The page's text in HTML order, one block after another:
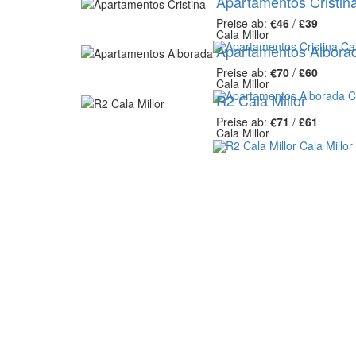
Preise ab: €46 / £39
Cala Millor
Apartamentos
Preise ab: €70 / £60
Cala Millor
R2 Cala Millor
Preise ab: €71 / £61
Cala Millor